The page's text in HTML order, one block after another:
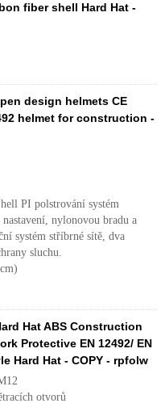
fiber shell Hard Hat -
design helmets CE
helmet for construction -
PI polstrování systém
nylonovou bradu a
systém stříbrné sítě, dva
sluchu.
Hat ABS Construction
Protective EN 12492/ EN
Hard Hat - COPY - rpfolw
otvorů